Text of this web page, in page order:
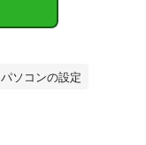
パソコンの設定